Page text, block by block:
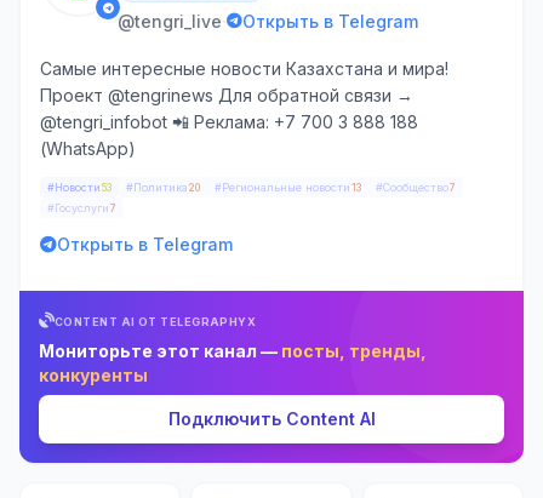
@tengri_live· Открыть в Telegram
Самые интересные новости Казахстана и мира!
Проект @tengrinews Для обратной связи →
@tengri_infobot 📲 Реклама: +7 700 3 888 188
(WhatsApp)
#Новости 53 #Политика 20 #Региональные новости 13 #Сообщество7
#Госуслуги 7
Открыть в Telegram
CONTENT AI ОТ TELEGRAPHYX
Мониторьте этот канал — посты, тренды,
конкуренты
Подключить Content AI